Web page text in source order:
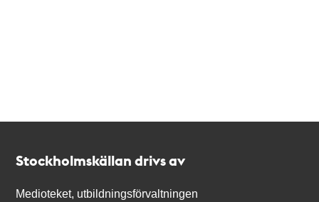
Stockholmskällan drivs av
Medioteket, utbildningsförvaltningen